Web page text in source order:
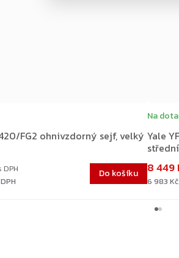
FG2 ohnivzdorný sejf, velký
Do košíku
Yale
střední
Na
6 983
8 449